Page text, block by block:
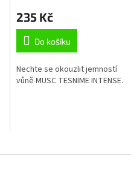
235 Kč
Do košíku
Nechte se okouzlit jemností
vůně MUSC TESNIME INTENSE.